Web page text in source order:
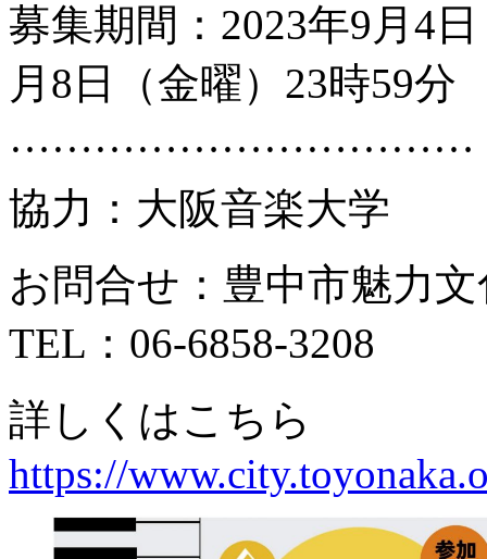
募集期間：2023年9月4
月8日（金曜）23時59分
……………………………
協力：大阪音楽大学
お問合せ：豊中市魅力
TEL：06-6858-3208
詳しくはこちら
https://